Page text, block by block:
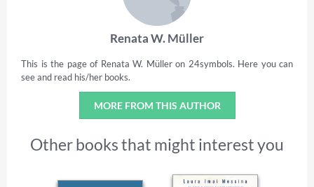
Renata W. Müller
This is the page of Renata W. Müller on 24symbols. Here you can
see and read his/her books.
MORE FROM THIS AUTHOR
Other books that might interest you